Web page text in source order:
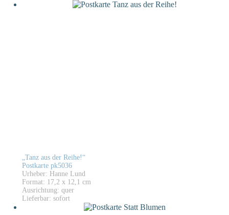
„Tanz aus der Reihe!“
Postkarte pk5036
Urheber: Hanne Lund
Format: 17,2 x 12,1 cm
Ausrichtung: quer
Lieferbar: sofort